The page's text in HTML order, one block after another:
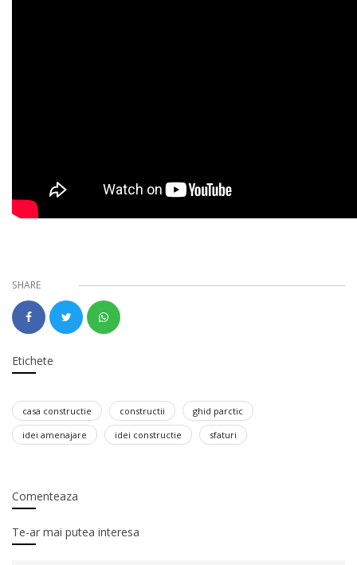
SHARE
Etichete
casa constructie constructii
ghid parctic
idei amenajare
idei constructie sfaturi
Comenteaza
Te-ar mai putea interesa